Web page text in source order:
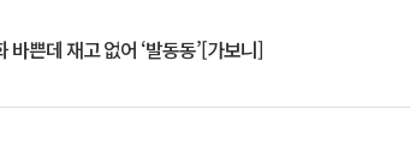
쁜데 재고 없어 ‘발동동’[가보니]